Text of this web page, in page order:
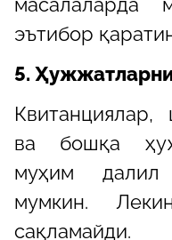
эътибор
5.
Квитанциялар,
ва бошқа
муҳим далил
мумкин.
сақламайди.